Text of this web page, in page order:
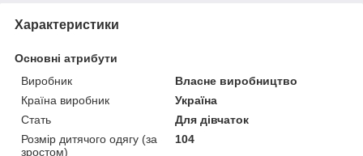
Характеристики
Основні атрибути
Виробник
Власне виробництво
Країна виробник
Україна
Стать
Для дівчаток
Розмір дитячого одягу (за
зростом)
104